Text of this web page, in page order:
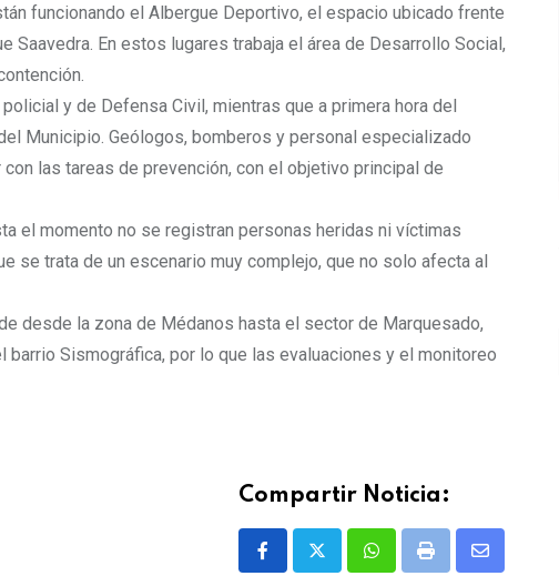
funcionando el Albergue Deportivo, el espacio ubicado frente
En estos lugares trabaja el área de Desarrollo Social,
y de Defensa Civil, mientras que a primera hora del
Municipio. Geólogos, bomberos y personal especializado
las tareas de prevención, con el objetivo principal de
el momento no se registran personas heridas ni víctimas
se trata de un escenario muy complejo, que no solo afecta al
desde la zona de Médanos hasta el sector de Marquesado,
Sismográfica, por lo que las evaluaciones y el monitoreo
Compartir Noticia:
WhatsappPrint
Share